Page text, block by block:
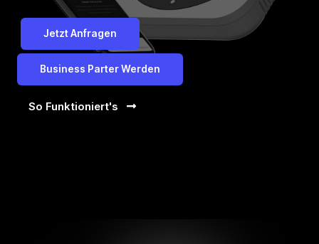
Jetzt Anfragen
Business Parter Werden
So Funktioniert's